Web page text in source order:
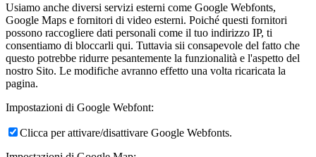
Usiamo anche diversi servizi esterni come Google Webfonts,
Google Maps e fornitori di video esterni. Poiché questi fornitori
possono raccogliere dati personali come il tuo indirizzo IP, ti
consentiamo di bloccarli qui. Tuttavia sii consapevole del fatto che
questo potrebbe ridurre pesantemente la funzionalità e l'aspetto del
nostro Sito. Le modifiche avranno effetto una volta ricaricata la
pagina.
Impostazioni di Google Webfont:
Clicca per attivare/disattivare Google Webfonts.